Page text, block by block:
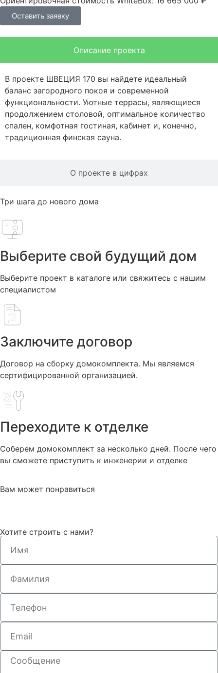
Оставить заявку
Описание проекта
О проекте в цифрах
В проекте ШВЕЦИЯ 170 вы найдете идеальный
баланс загородного покоя и современной
функциональности. Уютные террасы, являющиеся
продолжением столовой, оптимальное количество
спален, комфотная гостиная, кабинет и, конечно,
традиционная финская сауна.
Три шага до нового дома
Выберите свой будущий дом
Выберите проект в каталоге или свяжитесь с нашим
специалистом
Заключите договор
Договор на сборку домокомплекта. Мы являемся
сертифицированной организацией.
Переходите к отделке
Соберем домокомплект за несколько дней. После чего
вы сможете приступить к инженерии и отделке
Вам может понравиться
Хотите строить с нами?